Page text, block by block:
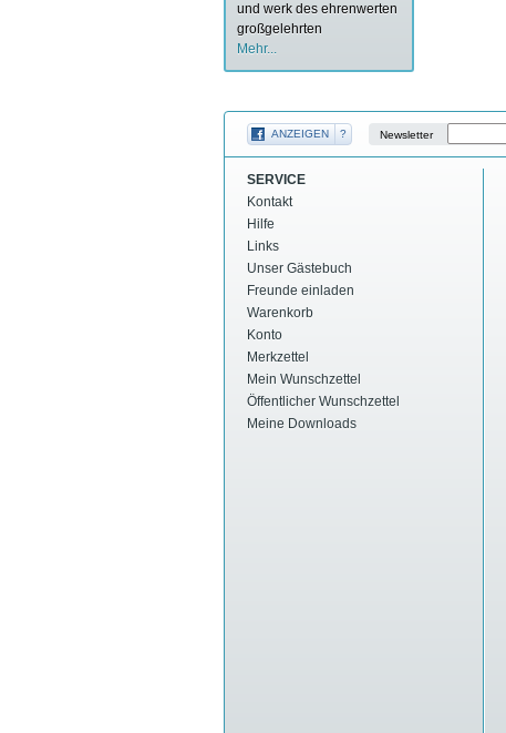
und werk des ehrenwerten
großgelehrten
Mehr...
ANZEIGEN ? Newsletter
SERVICE
Kontakt
Hilfe
Links
Unser Gästebuch
Freunde einladen
Warenkorb
Konto
Merkzettel
Mein Wunschzettel
Öffentlicher Wunschzettel
Meine Downloads